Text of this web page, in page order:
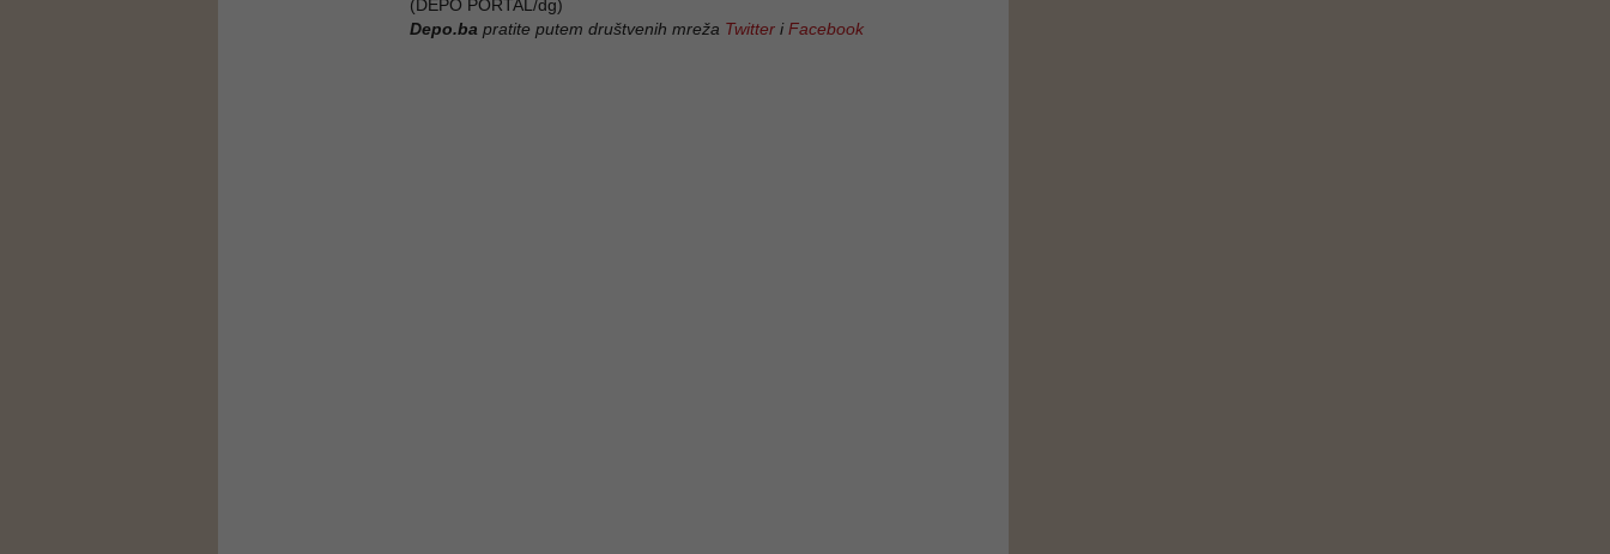
(DEPO PORTAL/dg)
Depo.ba pratite putem društvenih mreža Twitter iFacebook